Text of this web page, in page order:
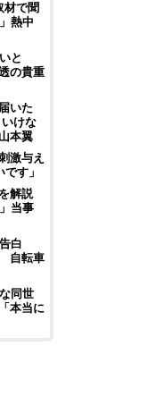
で聞
熱中
と
の貴重
いた
けな
本翼
激与え
す」
解説
当事
白
自転車
同世
本当に